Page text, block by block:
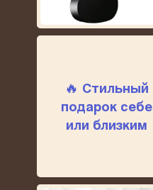
🔥 Стильный
подарок себе
или близким